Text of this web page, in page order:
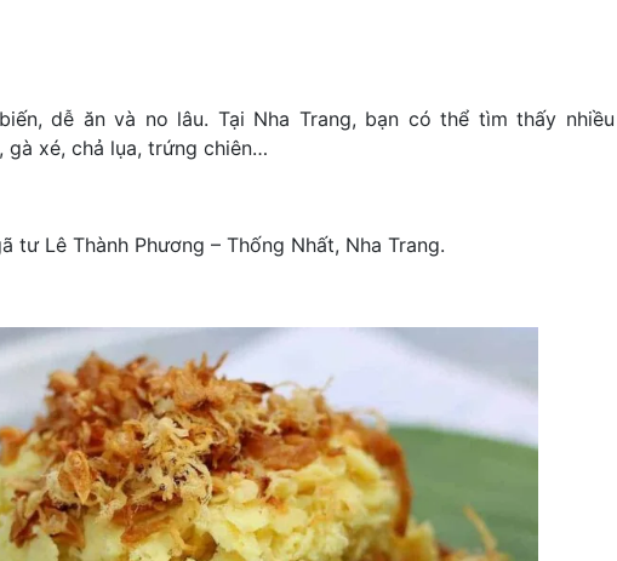
dễ ăn và no lâu. Tại Nha Trang, bạn có thể tìm thấy
xé, chả lụa, trứng chiên…
tư Lê Thành Phương – Thống Nhất, Nha Trang.